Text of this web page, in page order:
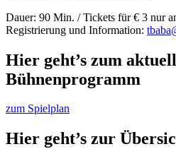
Dauer: 90 Min. / Tickets für € 3 nur
Registrierung und Information:
Hier geht’s zum
Bühnenprogramm
zum Spielplan
Hier geht’s zur